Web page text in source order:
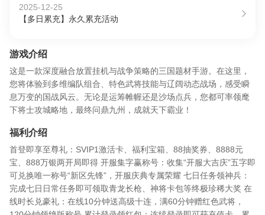
2025-12-25
【多日累充】永久累充活动
游戏介绍
这是一款深度融合放置挂机与战争策略的三国题材手游。在这里，
您将体验到多维编队组合、特色武将技能与辽阔动态战场，感受瞬
息万变的国战风云。无论是运筹帷幄还是沙场点兵，您都可率领麾
下将士攻城略地，最终问鼎九州，成就天下霸业！
福利介绍
首登即享至尊礼：SVIP1激活卡、福利宝箱、88抽奖券、8888元
宝、888万银两开局即得 开服集字赢称号：收集“开服大吉庆”五字即
可兑换唯一称号“新区先锋”，开服庆典专属荣耀 七日任务领神兵：
完成七日日常任务即可领取青龙长枪、神将卡包等终极珍稀大奖 在
线时长兑豪礼：在线10分钟送高级十连，满60分钟赠红色武将，